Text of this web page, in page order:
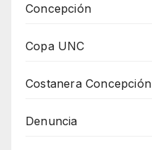
Concepción
Copa UNC
Costanera Concepción
Denuncia